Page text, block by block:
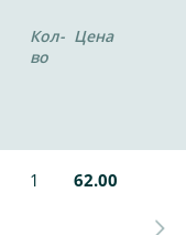
Кол-
во
Цена
1 62.00